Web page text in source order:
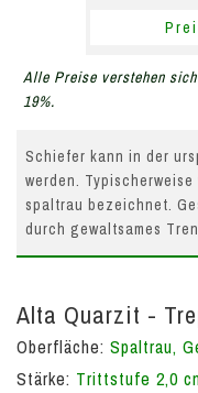
Alle Preise verstehen
19%.
Schiefer kann in der
werden.
spaltrau bezeichnet.
durch gewaltsames
Alta Quarzit -
Oberfläche: Spaltrau,
Stärke: Trittstufe 2,0